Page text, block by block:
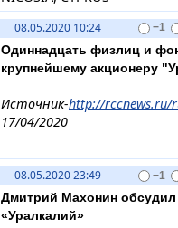
08.05.2020 10:24 −1
Одиннадцать физлиц и
крупнейшему акционеру
Источник-http://rccnews.ru/
17/04/2020
08.05.2020 23:49 −1
Дмитрий Махонин
«Уралкалий»